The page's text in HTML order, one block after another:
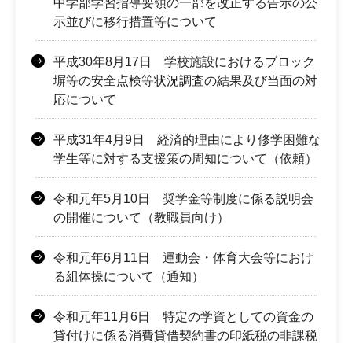
示並びに移行措置等について
平成30年8月17日 学校施設におけるブロック
塀等の安全点検等状況調査の結果及び当面の対
応について
平成31年4月9日 経済的理由により修学困難な
学生等に対する支援策の周知について（依頼）
令和元年5月10日 奨学金等制度に係る説明会
の開催について（教職員向け）
令和元年6月11日 運動会・体育大会等におけ
る組体操について（通知）
令和元年11月6日 特定の学資としての資金の
貸付けに係る消費貸借契約書の印紙税の非課税